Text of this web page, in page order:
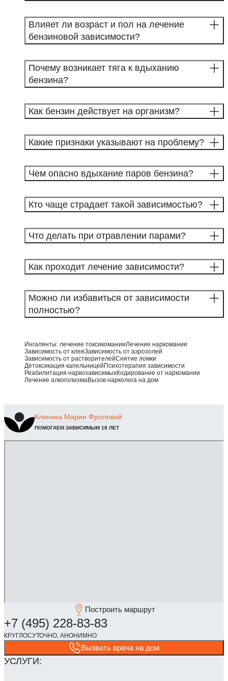
Влияет ли возраст и пол на лечение
бензиновой зависимости?
Почему возникает тяга к вдыханию
бензина?
Как бензин действует на организм?
Какие признаки указывают на проблему?
Чем опасно вдыхание паров бензина?
Кто чаще страдает такой зависимостью?
Что делать при отравлении парами?
Как проходит лечение зависимости?
Можно ли избавиться от зависимости
полностью?
Ингалянты: лечение токсикоманииЛечение наркомании
Зависимость от клеяЗависимость от аэрозолей
Зависимость от растворителейСнятие ломки
Детоксикация капельницей Психотерапия зависимости
Реабилитация наркозависимыхКодирование от наркомании
Лечение алкоголизмаВызов нарколога на дом
Клиника Марии Фроловой
ПОМОГАЕМ ЗАВИСИМЫМ 18 ЛЕТ
Построить маршрут
Вызвать врача на дом